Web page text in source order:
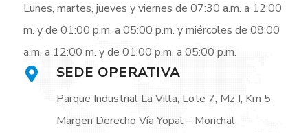
Lunes, martes, jueves y viernes de 07:30 a.m. a 12:00
m. y de 01:00 p.m. a 05:00 p.m. y miércoles de 08:00
a.m. a 12:00 m. y de 01:00 p.m. a 05:00 p.m.
SEDE OPERATIVA
Parque Industrial La Villa, Lote 7, Mz I, Km 5
Margen Derecho Vía Yopal – Morichal